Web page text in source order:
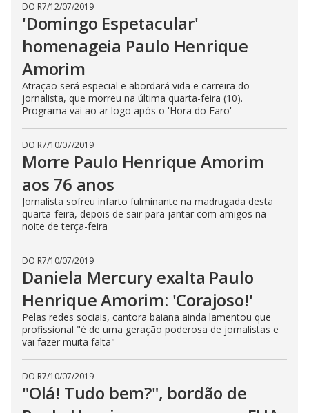
DO R7/12/07/2019
'Domingo Espetacular'
homenageia Paulo Henrique
Amorim
Atração será especial e abordará vida e carreira do
jornalista, que morreu na última quarta-feira (10).
Programa vai ao ar logo após o 'Hora do Faro'
DO R7/10/07/2019
Morre Paulo Henrique Amorim
aos 76 anos
Jornalista sofreu infarto fulminante na madrugada desta
quarta-feira, depois de sair para jantar com amigos na
noite de terça-feira
DO R7/10/07/2019
Daniela Mercury exalta Paulo
Henrique Amorim: 'Corajoso!'
Pelas redes sociais, cantora baiana ainda lamentou que
profissional "é de uma geração poderosa de jornalistas e
vai fazer muita falta"
DO R7/10/07/2019
"Olá! Tudo bem?", bordão de